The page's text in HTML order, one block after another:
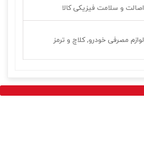
اصالت و سلامت فیزیکی کالا
لوازم مصرفی خودرو, کلاچ و ترمز